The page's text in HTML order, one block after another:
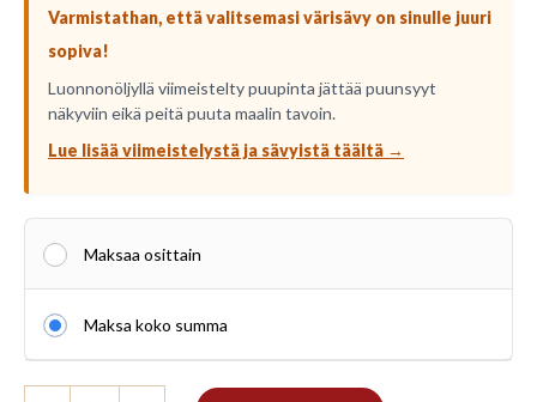
Varmistathan, että valitsemasi värisävy on sinulle juuri
sopiva!
Luonnonöljyllä viimeistelty puupinta jättää puunsyyt
näkyviin eikä peitä puuta maalin tavoin.
Lue lisää viimeistelystä ja sävyistä täältä →
Maksaa osittain
Maksa koko summa